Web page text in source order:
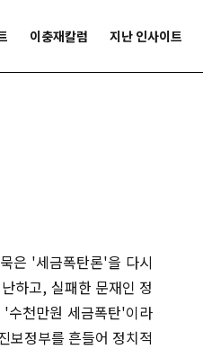
이충재칼럼 지난 인사이트
은 '세금폭탄론'을 다시
하고, 실패한 문재인 정
수천만원 세금폭탄'이라
보정부를 흔들어 정치적